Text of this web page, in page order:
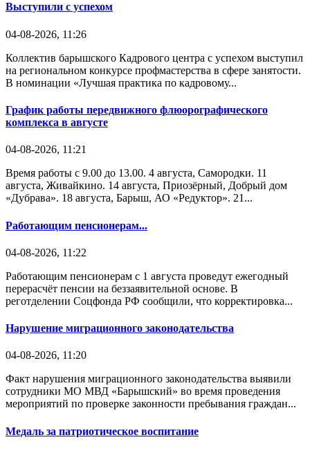
Выступили с успехом
04-08-2026, 11:26
Коллектив барышского Кадрового центра с успехом выступил
на региональном конкурсе профмастерства в сфере занятости.
В номинации «Лучшая практика по кадровому...
График работы передвижного флюорографического
комплекса в августе
04-08-2026, 11:21
Время работы с 9.00 до 13.00. 4 августа, Самородки. 11
августа, Живайкино. 14 августа, Приозёрный, Добрый дом
«Дубрава». 18 августа, Барыш, АО «Редуктор». 21...
Работающим пенсионерам...
04-08-2026, 11:22
Работающим пенсионерам с 1 августа проведут ежегодный
перерасчёт пенсии на беззаявительной основе. В
реготделении Соцфонда РФ сообщили, что корректировка...
Нарушение миграционного законодательства
04-08-2026, 11:20
Факт нарушения миграционного законодательства выявили
сотрудники МО МВД «Барышский» во время проведения
мероприятий по проверке законности пребывания граждан...
Медаль за патриотическое воспитание